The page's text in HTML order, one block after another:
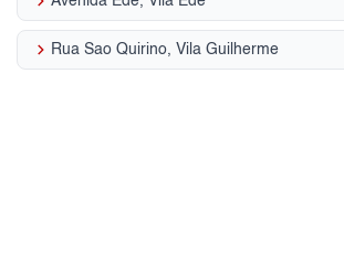
keyboard_arrow_right Rua Sao Quirino, Vila Guilherme